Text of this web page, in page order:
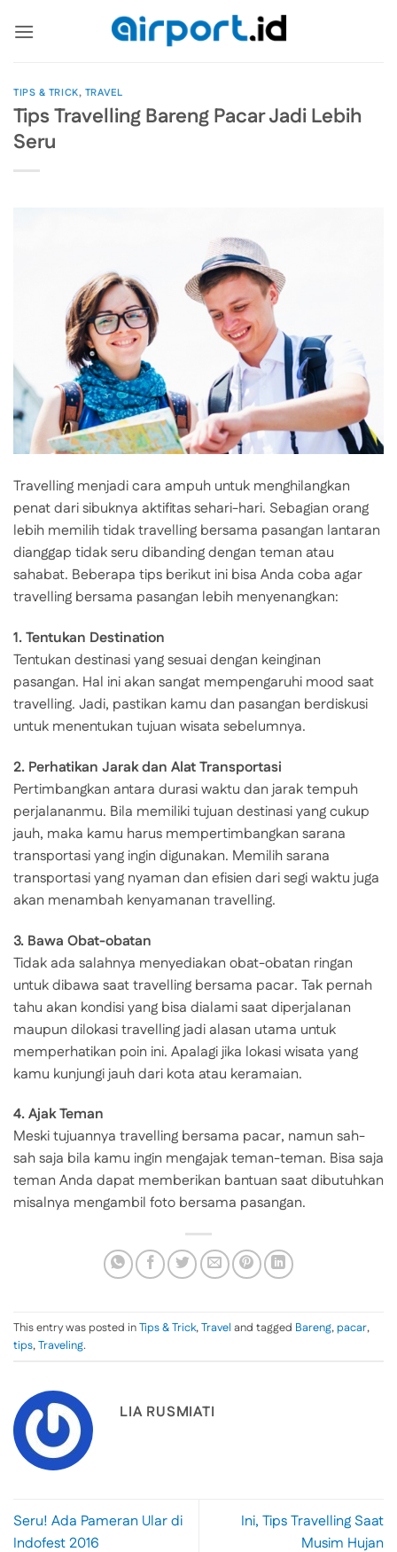
TIPS & TRICK, TRAVEL
Tips Travelling Bareng Pacar Jadi Lebih
Seru
Travelling menjadi cara ampuh untuk menghilangkan
penat dari sibuknya aktifitas sehari-hari. Sebagian orang
lebih memilih tidak travelling bersama pasangan lantaran
dianggap tidak seru dibanding dengan teman atau
sahabat. Beberapa tips berikut ini bisa Anda coba agar
travelling bersama pasangan lebih menyenangkan:
1. Tentukan Destination
Tentukan destinasi yang sesuai dengan keinginan
pasangan. Hal ini akan sangat mempengaruhi mood saat
travelling. Jadi, pastikan kamu dan pasangan berdiskusi
untuk menentukan tujuan wisata sebelumnya.
2. Perhatikan Jarak dan Alat Transportasi
Pertimbangkan antara durasi waktu dan jarak tempuh
perjalananmu. Bila memiliki tujuan destinasi yang cukup
jauh, maka kamu harus mempertimbangkan sarana
transportasi yang ingin digunakan. Memilih sarana
transportasi yang nyaman dan efisien dari segi waktu juga
akan menambah kenyamanan travelling.
3. Bawa Obat-obatan
Tidak ada salahnya menyediakan obat-obatan ringan
untuk dibawa saat travelling bersama pacar. Tak pernah
tahu akan kondisi yang bisa dialami saat diperjalanan
maupun dilokasi travelling jadi alasan utama untuk
memperhatikan poin ini. Apalagi jika lokasi wisata yang
kamu kunjungi jauh dari kota atau keramaian.
4. Ajak Teman
Meski tujuannya travelling bersama pacar, namun sah-
sah saja bila kamu ingin mengajak teman-teman. Bisa saja
teman Anda dapat memberikan bantuan saat dibutuhkan
misalnya mengambil foto bersama pasangan.
This entry was posted inTips & Trick,Travel and tagged Bareng,pacar,
tips,Traveling.
LIA RUSMIATI
Seru! Ada Pameran Ular di
Indofest 2016
Ini, Tips Travelling Saat
Musim Hujan